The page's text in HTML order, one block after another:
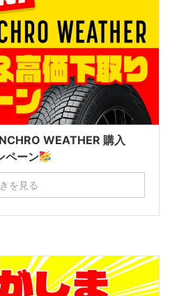
WEATHER 購入
ペーン
を見る